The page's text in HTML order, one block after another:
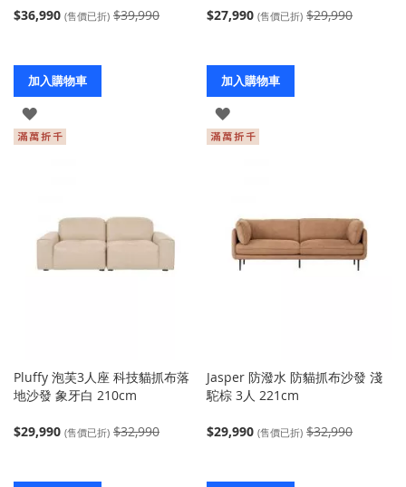
$36,990 (售價已折) $39,990
加入購物車
登
入
$27,990 (售價已折) $29,990
加入購物車
登
入
Pluffy 泡芙3人座 科技貓抓布落
地沙發 象牙白 210cm
$29,990 (售價已折) $32,990
Jasper 防潑水 防貓抓布沙發 淺
駝棕 3人 221cm
$29,990 (售價已折) $32,990